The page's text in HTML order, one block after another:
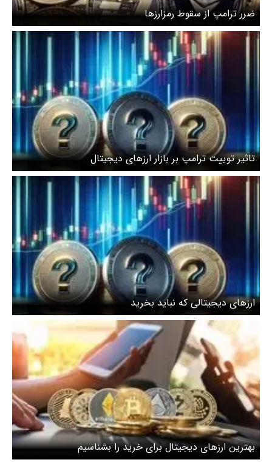
ضرر ترامپ از سقوط رمزارزها
تاثیر توییت ترامپ بر بازار ارزهای دیجیتال
ارزهای دیجیتالی که نباید بخرید
بهترین ارزهای دیجیتال برای خرید را بشناسیم